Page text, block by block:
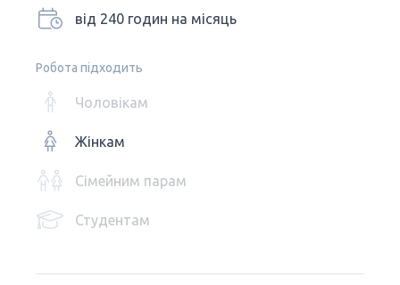
від 240 годин на місяць
Робота підходить
Чоловікам
Жінкам
Сімейним парам
Студентам